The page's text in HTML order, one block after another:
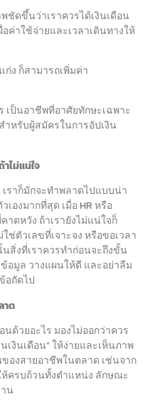
ชัดขึ้นว่าเราควรได้เงินเดือน
ค่าใช้จ่ายและเวลาเดินทางให้
ก่ง ก็สามารถเพิ่มค่า
เป็นอาชีพที่อาศัยทักษะเฉพาะ
หรับผู้สมัครในการอัปเงิน
ไม่แน่ใจ
ราก็มักจะทำพลาดไปแบบน่า
องมากที่สุด เมื่อ HR หรือ
าดหวัง ถ้าเรายังไม่แน่ใจก็
ช่ตัวเลขที่เจาะจง หรือขอเวลา
สิ่งที่เราควรทำก่อนจะถึงขั้น
อมูล วางแผนให้ดี และอย่าลืม
อถัดไป
าด
ด้วยอะไร มองไม่ออกว่าควร
เงินเดือน” ให้ง่ายและเห็นภาพ
องสายอาชีพในตลาด เช่นจาก
ครบถ้วนทั้งตำแหน่ง ลักษณะ
น